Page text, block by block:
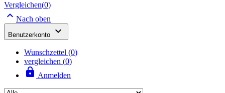
Vergleichen(0)
 Nach oben
Benutzerkonto 
Wunschzettel (0)
vergleichen (0)
 Anmelden